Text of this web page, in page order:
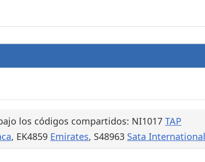
los códigos compartidos: NI1017 TAP
, EK4859 Emirates, S48963 Sata International